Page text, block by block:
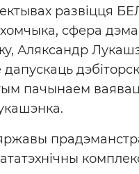
развіцця
сфера
Аляксандр
пачынаем